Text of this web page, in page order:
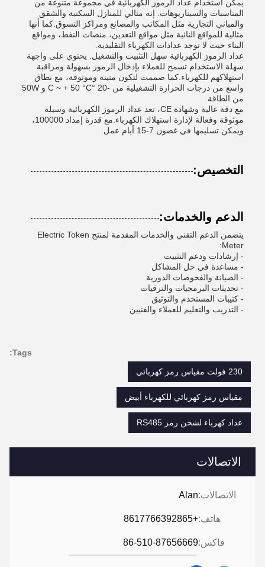
الاتصالات
الاتصالات:Alan
هاتف:+8617766392865
فاكس:86-510-87656669
يمكن استخدام عداد الرموز الكهربائية في مجموعة متنوعة من
المناسبات والسيناريوهات. إنه مثالي للمنازل السكنية والشقق
والمباني التجارية مثل المكاتب والمصانع ومراكز التسوق.كما أنها
مثالية للمواقع النائية مثل مواقع التعدين، منصات النفط، ومواقع
البناء حيث لا توجد عدادات الكهرباء التقليدية.
عداد الرموز الكهربائية سهل التثبيت والتشغيل. يحتوي على واجهة
سهلة الاستخدام تسمح للعملاء بإدخال الرموز بسهولة ومراقبة
استهلاكهم للكهرباء.كما صممت لتكون متينة وموثوقة، مع نطاق
واسع من درجات الحرارة التشغيلية من -20 °C ~ + 50 °C و 50W
من الطاقة.
مع دقة عالية وشهادة CE، تعد عداد الرموز الكهربائية وسيلة
موثوقة وفعالة لإدارة استهلاك الكهرباء.مع قدرة إمداد 100000،
ويمكن تسليمها في غضون 7-15 أيام عمل.
التخصيص:
الدعم والخدمات:
يتضمن الدعم التقني والخدمات المقدمة لمنتج Electric Token
Meter:
- إرشادات ودعم التثبيت
- مساعدة في حل المشاكل
- الصيانة والفحوصات الدورية
- تحديثات البرمجيات والترقيات
- كتيبات المستخدم والتوثيق
- التدريب والتعليم للعملاء والفنيين
Tags:
230 فولت مقياس رمز كهربائي
مقياس رمز كهربائي للكهرباء أبيض
عداد كهرباء لشحن رمز RS485